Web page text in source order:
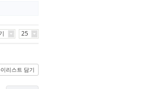
25
이리스트 담기